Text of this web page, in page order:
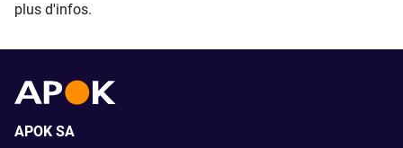
plus d'infos.
APOK SA